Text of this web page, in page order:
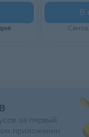
В
за первый
приложении